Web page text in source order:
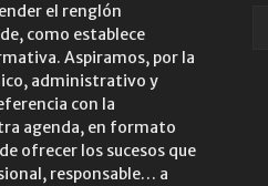
el renglón
como establece
Aspiramos, por la
administrativo y
con la
agenda, en formato
ofrecer los sucesos que
responsable… a